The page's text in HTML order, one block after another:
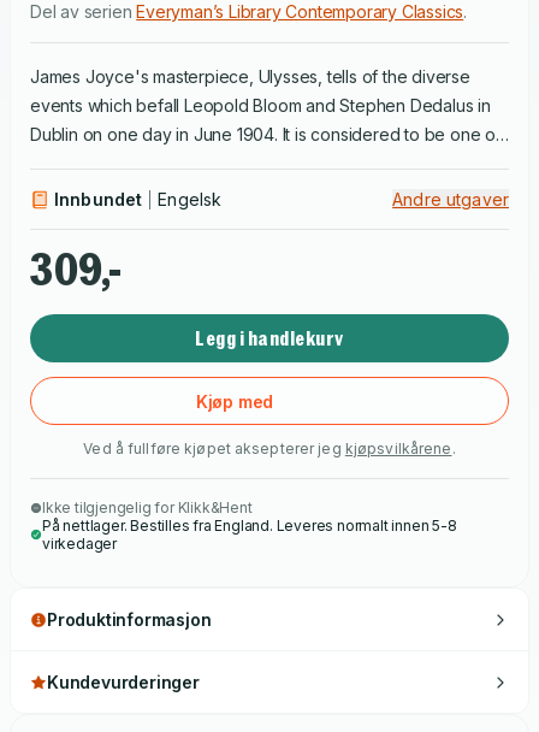
Del av serienEveryman’s Library Contemporary Classics.
James Joyce's masterpiece, Ulysses, tells of the diverse
events which befall Leopold Bloom and Stephen Dedalus in
Dublin on one day in June 1904. It is considered to be one of
hailed as a work of genius by W. B. Yeats, T. S. Eliot and
mercurially eloquent, resourcefully comic and generously
humane, Ulysses offers the reader a life-changing
Innbundet Engelsk Andre utgaver
309,-
Legg i handlekurv
Kjøp med
Ved å fullføre kjøpet aksepterer jeg kjøpsvilkårene .
Ikke tilgjengelig for Klikk&Hent
På nettlager. Bestilles fra England. Leveres normalt innen 5-8
virkedager
Produktinformasjon
Kundevurderinger